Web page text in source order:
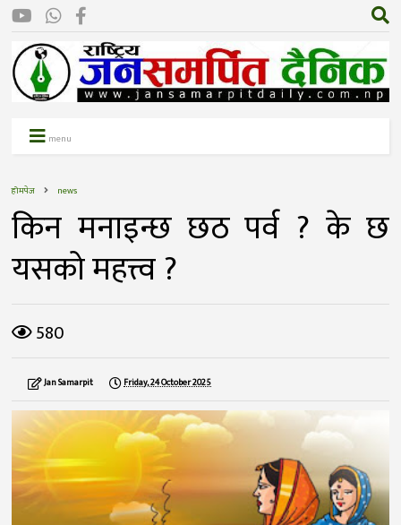
menu
होमपेज news
किन मनाइन्छ छठ पर्व ? के छ
यसको महत्त्व ?
580
Jan Samarpit Friday, 24 October 2025